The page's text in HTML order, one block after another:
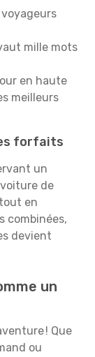
mille mots
en haute
meilleurs
forfaits
un
de
en
combinées,
devient
un
! Que
ou